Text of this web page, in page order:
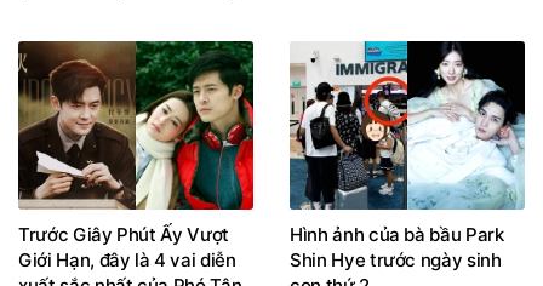
Trước Giây Phút Ấy Vượt
Giới Hạn, đây là 4 vai diễn
Hình ảnh của bà bầu Park
Shin Hye trước ngày sinh